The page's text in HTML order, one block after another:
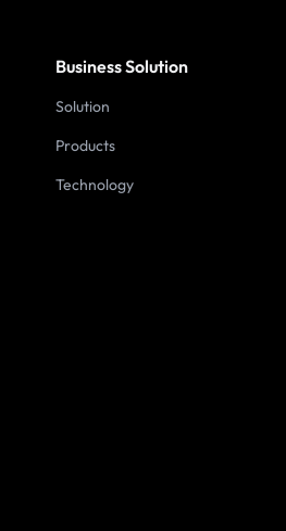
Business Solution
Solution
Products
Technology